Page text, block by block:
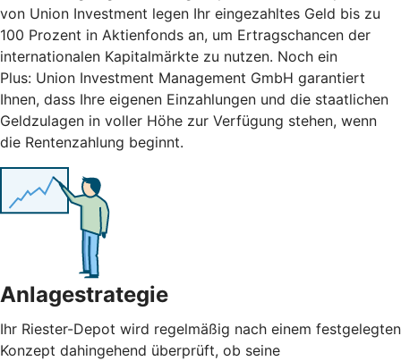
von Union Investment legen Ihr eingezahltes Geld bis zu
100 Prozent in Aktienfonds an, um Ertragschancen der
internationalen Kapitalmärkte zu nutzen. Noch ein
Plus: Union Investment Management GmbH garantiert
Ihnen, dass Ihre eigenen Einzahlungen und die staatlichen
Geldzulagen in voller Höhe zur Verfügung stehen, wenn
die Rentenzahlung beginnt.
Anlagestrategie
Ihr Riester-Depot wird regelmäßig nach einem festgelegten
Konzept dahingehend überprüft, ob seine